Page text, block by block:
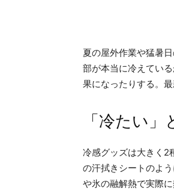
夏の屋外作業や猛暑
部が本当に冷えてい
果になったりする。
「冷たい
冷感グッズは大きく2
の汗拭きシートのよ
や氷の融解熱で実際